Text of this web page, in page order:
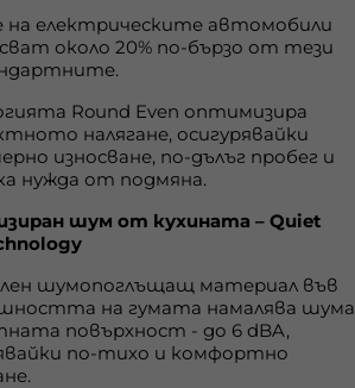
на електрическите автомобили
около 20% по-бързо от тези
Round Even оптимизира
налягане, осигурявайки
износване, по-дълъг пробег и
нужда от подмяна.
шум от кухината – Quiet
шумопоглъщащ материал във
на гумата намалява шума
повърхност - до 6 dBA,
по-тихо и комфортно